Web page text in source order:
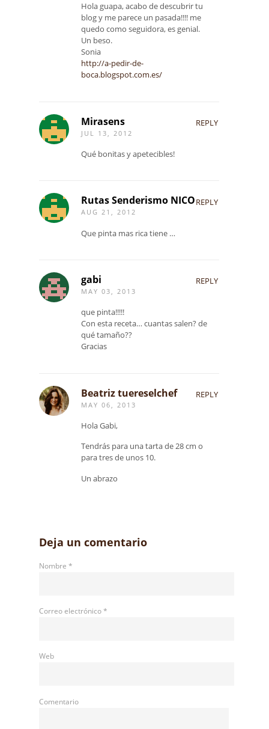
Hola guapa, acabo de descubrir tu
blog y me parece un pasada!!!! me
quedo como seguidora, es genial.
Un beso.
Sonia
http://a-pedir-de-
boca.blogspot.com.es/
Mirasens
JUL 13, 2012
REPLY
Qué bonitas y apetecibles!
Rutas Senderismo NICO
AUG 21, 2012
REPLY
Que pinta mas rica tiene …
gabi
MAY 03, 2013
REPLY
que pinta!!!!!
Con esta receta… cuantas salen? de
qué tamaño??
Gracias
Beatriz tuereselchef
MAY 06, 2013
REPLY
Hola Gabi,
Tendrás para una tarta de 28 cm o
para tres de unos 10.
Un abrazo
Deja un comentario
Nombre *
Correo electrónico*
Web
Comentario